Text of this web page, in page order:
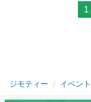
1
ジモティー イベント